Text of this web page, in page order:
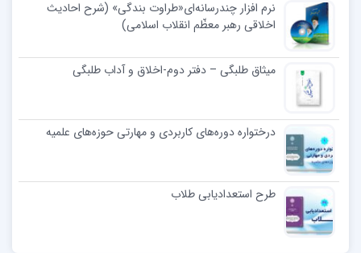
نرم افزار چندرسانه‌ای«طراوت بندگی» (شرح احادیث
اخلاقی رهبر معظّم انقلاب اسلامی)
میثاق طلبگی – دفتر دوم-اخلاق و آداب طلبگی
درختواره دوره‌های کاربردی و مهارتی حوزه‌های علمیه
طرح استعدادیابی طلاب